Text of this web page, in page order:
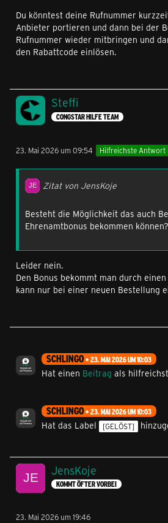
Du könntest deine Rufnummer
Anbieter portieren und dann bei der
Rufnummer wieder mitbringen und
den Rabattcode einlösen.
Steffi
CONGSTAR HILFE TEAM
23. Mai 2026 um 09:54 Hilfreichste Antwort
Zitat von JensKoje
Besteht die Möglichkeit das auch
Ehrenamtbonus bekommen können?
Leider nein.
Den Bonus bekommt man durch
kann nur bei einer neuen Bestellung
SCHLINGO 23. MAI 2026 UM 10:03
Hat einen Beitrag als
SCHLINGO 23. MAI 2026 UM 10:03
Hat das Label [GELÖST]
JensKoje
KOMMT ÖFTER VORBEI
23. Mai 2026 um 19:46